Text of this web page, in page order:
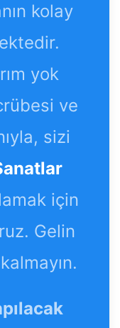
kolay
yok
ve
sizi
için
Gelin